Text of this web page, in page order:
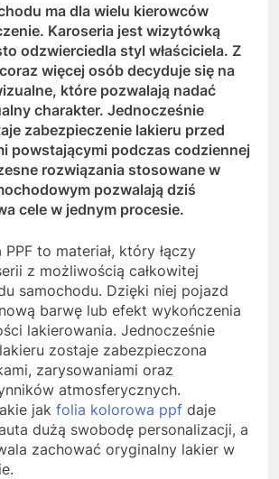
ma dla wielu kierowców
Karoseria jest wizytówką
odzwierciedla styl właściciela. Z
więcej osób decyduje się na
które pozwalają nadać
charakter. Jednocześnie
zabezpieczenie lakieru przed
powstającymi podczas codziennej
rozwiązania stosowane w
pozwalają dziś
cele w jednym procesie.
to materiał, który łączy
z możliwością całkowitej
samochodu. Dzięki niej pojazd
barwę lub efekt wykończenia
lakierowania. Jednocześnie
zostaje zabezpieczona
zarysowaniami oraz
atmosferycznych.
jak folia kolorowa ppf daje
dużą swobodę personalizacji, a
zachować oryginalny lakier w